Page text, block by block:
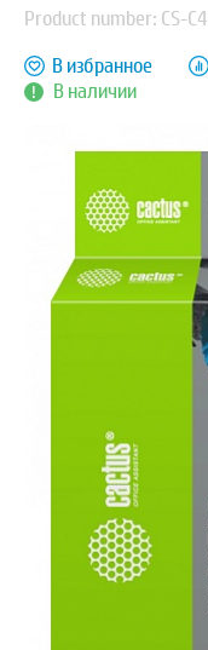
Product number: CS-
В наличии
В избранное